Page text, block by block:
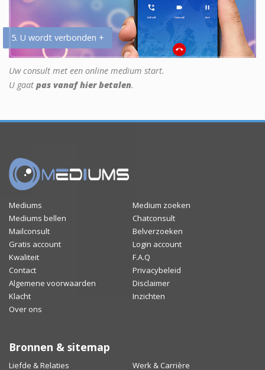
5. U wordt verbonden +
Uw consult met een online medium start.
U gaat pas vanaf hier betalen.
Mediums
Medium zoeken
Mediums bellen
Chatconsult
Mailconsult
Belverzoeken
Gratis account
Login account
Kwaliteit
F.A.Q
Contact
Privacybeleid
Algemene voorwaarden
Disclaimer
Klacht
Inzichten
Over ons
Bronnen & sitemap
Liefde & Relaties Werk & Carrière